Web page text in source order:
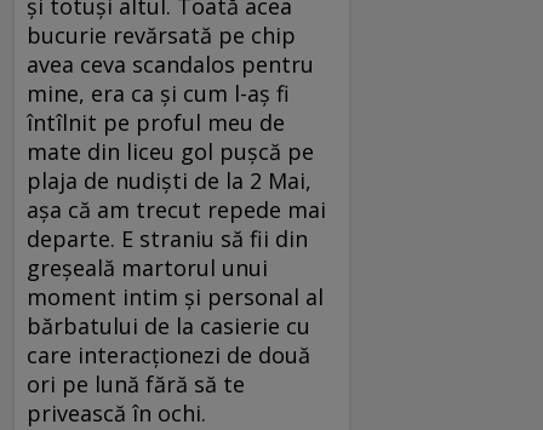
și totuși altul. Toată acea
bucurie revărsată pe chip
avea ceva scandalos pentru
mine, era ca și cum l-aș fi
întîlnit pe proful meu de
mate din liceu gol pușcă pe
plaja de nudiști de la 2 Mai,
așa că am trecut repede mai
departe. E straniu să fii din
greșeală martorul unui
moment intim și personal al
bărbatului de la casierie cu
care interacționezi de două
ori pe lună fără să te
privească în ochi.